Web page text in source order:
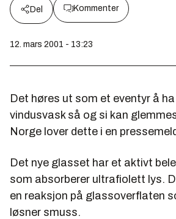
Del Kommenter
12. mars 2001 - 13:23
Det høres ut som et eventyr å
vindusvask så og si kan
Norge lover dette i en
Det nye glasset har et aktivt
som absorberer ultrafiolett lys.
en reaksjon på glassoverflaten
løsner smuss.